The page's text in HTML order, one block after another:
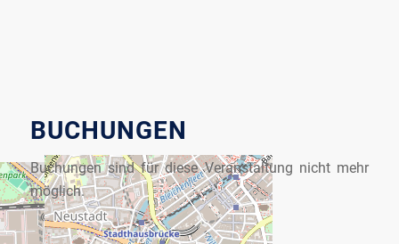
BUCHUNGEN
Buchungen sind für diese Veranstaltung nicht mehr
möglich.